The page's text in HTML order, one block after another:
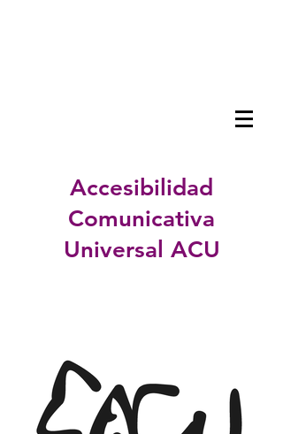
Accesibilidad
Comunicativa
Universal ACU